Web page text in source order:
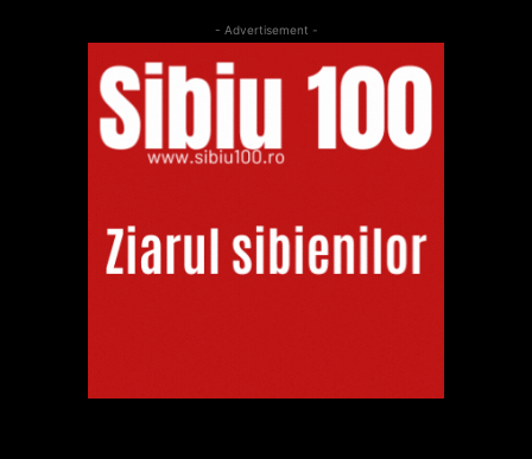
- Advertisement -